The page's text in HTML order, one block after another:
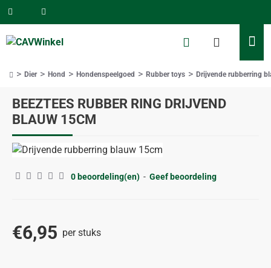
BEEZTEES RUBBER RING DRIJVEND
BLAUW 15CM
Dier Hond Hondenspeelgoed Rubber toys Drijvende rubberring
0 beoordeling(en) - Geef beoordeling
€6,95 per stuks